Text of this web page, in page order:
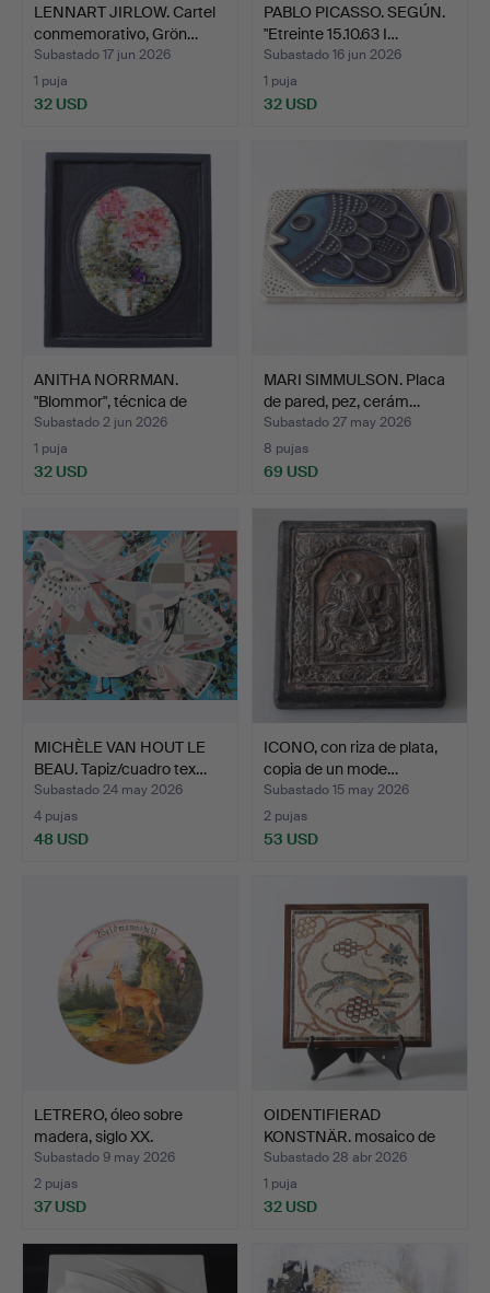
LENNART JIRLOW. Cartel
conmemorativo, Grön…
Subastado 17 jun 2026
1 puja
32 USD
PABLO PICASSO. SEGÚN.
"Etreinte 15.10.63 I…
Subastado 16 jun 2026
1 puja
32 USD
ANITHA NORRMAN.
"Blommor", técnica de
patc…
Subastado 2 jun 2026
1 puja
32 USD
MARI SIMMULSON. Placa
de pared, pez, cerám…
Subastado 27 may 2026
8 pujas
69 USD
MICHÈLE VAN HOUT LE
BEAU. Tapiz/cuadro tex…
Subastado 24 may 2026
4 pujas
48 USD
ICONO, con riza de plata,
copia de un mode…
Subastado 15 may 2026
2 pujas
53 USD
LETRERO, óleo sobre
madera, siglo XX.
Subastado 9 may 2026
2 pujas
37 USD
OIDENTIFIERAD
KONSTNÄR. mosaico de
pared s…
Subastado 28 abr 2026
1 puja
32 USD